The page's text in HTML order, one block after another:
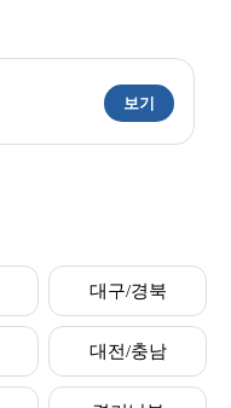
보기
대구/경북
대전/충남